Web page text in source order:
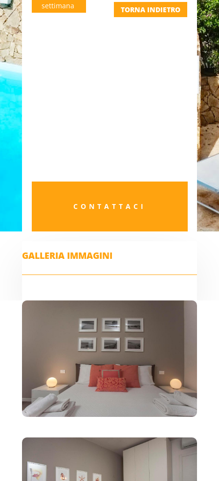
settimana
TORNA INDIETRO
CONTATTACI
GALLERIA IMMAGINI